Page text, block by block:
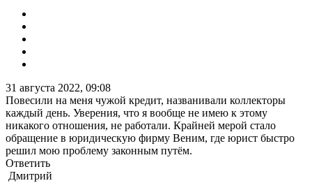
31 августа 2022, 09:08
Повесили на меня чужой кредит, названивали коллекторы
каждый день. Уверения, что я вообще не имею к этому
никакого отношения, не работали. Крайней мерой стало
обращение в юридическую фирму Веним, где юрист быстро
решил мою проблему законным путём.
Ответить
Дмитрий